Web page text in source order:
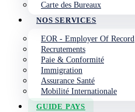
Carte des Bureaux
NOS SERVICES
EOR - Employer Of Record
Recrutements
Paie & Conformité
Immigration
Assurance Santé
Mobilité Internationale
GUIDE PAYS